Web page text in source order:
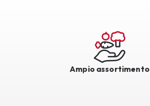
Ampio assortimento